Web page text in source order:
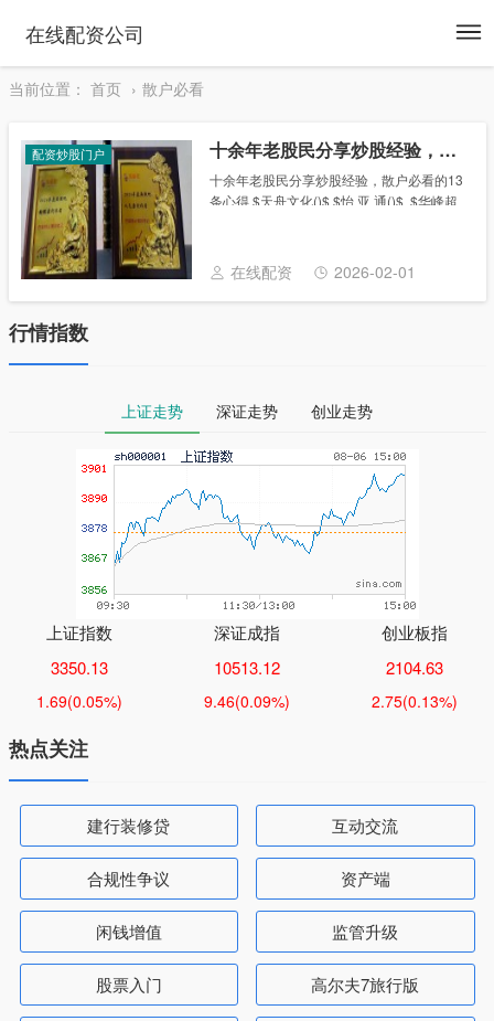
在线配资公司
当前位置： 首页 散户必看
配资炒股门户 十余年老股民分享炒股经验，散户必看的13条心得
十余年老股民分享炒股经验，散户必看的13
条心得 $天舟文化()$ $怡 亚 通()$ $华峰超
吧发文每天的不断总结完善......
在线配资 2026-02-01
行情指数
上证走势 深证走势 创业走势
上证指数
3350.13
1.69(0.05%)
深证成指
10513.12
9.46(0.09%)
创业板指
2104.63
2.75(0.13%)
热点关注
建行装修贷 互动交流
合规性争议 资产端
闲钱增值 监管升级
股票入门 高尔夫7旅行版